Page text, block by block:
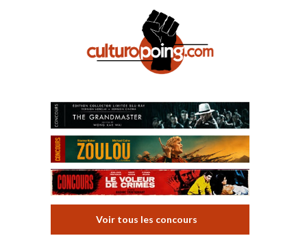
Voir tous les concours